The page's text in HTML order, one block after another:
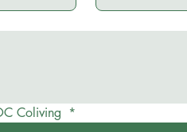
Coliving *